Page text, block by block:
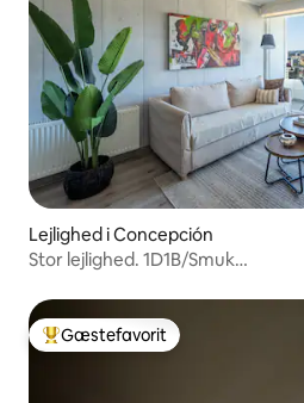
Lejlighed i Concepción
Stor lejlighed. 1D1B/Smuk
Bedste gæstefavorit
Gæstefavorit